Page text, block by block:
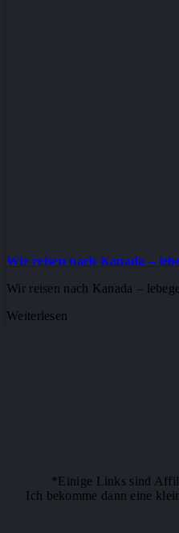
Wir reisen nach Kanada –
Wir reisen nach Kanada –
Weiterlesen
*Einige Links sind
Ich bekomme dann eine